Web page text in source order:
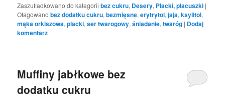
Zaszufladkowano do kategorii bez cukru, Desery, Placki, placuszki |
Otagowano bez dodatku cukru,bezmięsne,erytrytol,jaja,ksylitol,
mąka orkiszowa,placki,ser twarogowy,śniadanie,twaróg | Dodaj
komentarz
Muffiny jabłkowe bez
dodatku cukru